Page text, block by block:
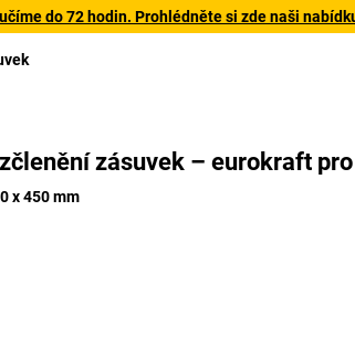
do 72 hodin. Prohlédněte si zde naši
zásuvek – eurokraft pro
x 450 mm